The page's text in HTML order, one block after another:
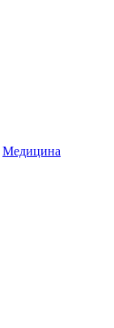
Медицина